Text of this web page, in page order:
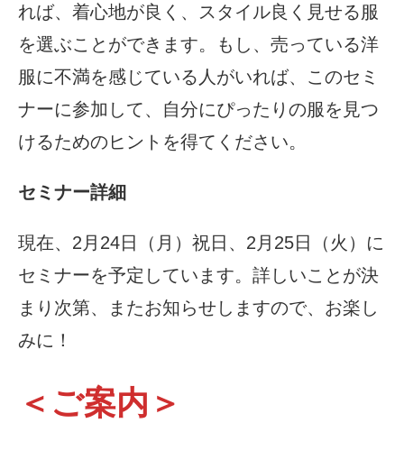
れば、着心地が良く、スタイル良く見せる服
を選ぶことができます。もし、売っている洋
服に不満を感じている人がいれば、このセミ
ナーに参加して、自分にぴったりの服を見つ
けるためのヒントを得てください。
セミナー詳細
現在、2月24日（月）祝日、2月25日（火）に
セミナーを予定しています。詳しいことが決
まり次第、またお知らせしますので、お楽し
みに！
＜ご案内＞